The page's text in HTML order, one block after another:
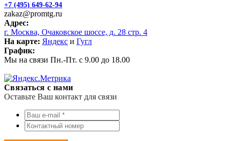
+7 (495) 649-62-94
zakaz@promtg.ru
Адрес:
г. Москва, Очаковское шоссе, д. 28 стр. 4
На карте: Яндекс и Гугл
График:
Мы на связи Пн.-Пт. с 9.00 до 18.00
Связаться с нами
Оставьте Ваш контакт для связи